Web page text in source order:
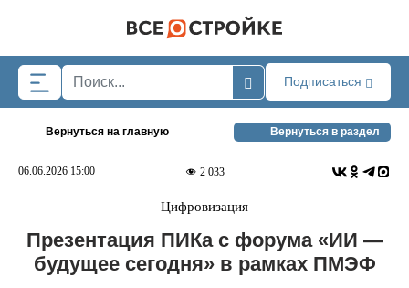
Подписаться
Вернуться на главную Вернуться в раздел
06.06.2026 15:00 2 033
Цифровизация
Презентация ПИКа с форума «ИИ —
будущее сегодня» в рамках ПМЭФ